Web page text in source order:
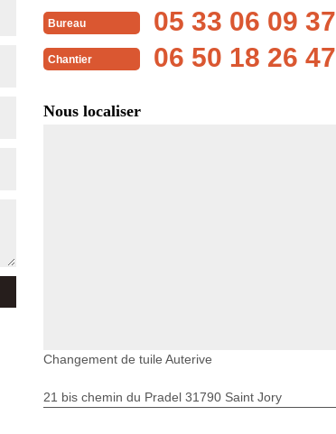
Bureau 05 33 06 09 37
Chantier 06 50 18 26 47
Nous localiser
Changement de tuile Auterive
21 bis chemin du Pradel 31790 Saint Jory